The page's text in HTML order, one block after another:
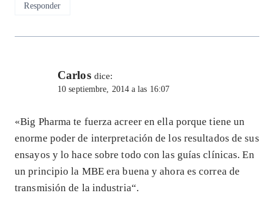
Responder
Carlos dice:
10 septiembre, 2014 a las 16:07
«Big Pharma te fuerza acreer en ella porque tiene un
enorme poder de interpretación de los resultados de sus
ensayos y lo hace sobre todo con las guías clínicas. En
un principio la MBE era buena y ahora es correa de
transmisión de la industria“.